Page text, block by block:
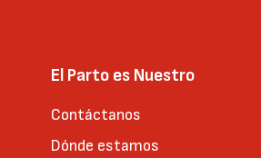
El Parto es Nuestro
Contáctanos
Dónde estamos